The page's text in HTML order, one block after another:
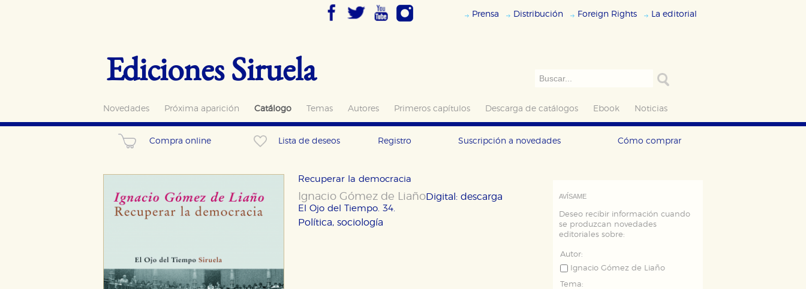
Prensa Distribución Foreign Rights La editorial
Ediciones Siruela
Novedades Próxima aparición Catálogo Temas Autores Primeros capítulos Descarga de catálogos Ebook Noticias
Compra online Lista de deseos Registro Suscripción a novedades Cómo comprar
Recuperar la democracia
Ignacio Gómez de Liaño
El Ojo del Tiempo. 34.
Digital: descarga
Política, sociología
AVÍSAME
Deseo recibir información cuando
se produzcan novedades
editoriales sobre:
Autor:
Ignacio Gómez de Liaño
Tema: